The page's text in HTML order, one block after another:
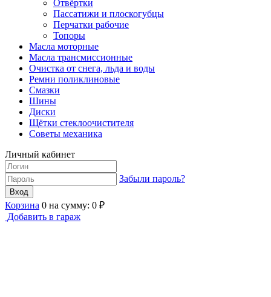
Отвёртки
Пассатижи и плоскогубцы
Перчатки рабочие
Топоры
Масла моторные
Масла трансмиссионные
Очистка от снега, льда и воды
Ремни поликлиновые
Смазки
Шины
Диски
Щётки стеклоочистителя
Советы механика
Личный кабинет
Забыли пароль?
Корзина 0 на сумму: 0 ₽
Добавить в гараж